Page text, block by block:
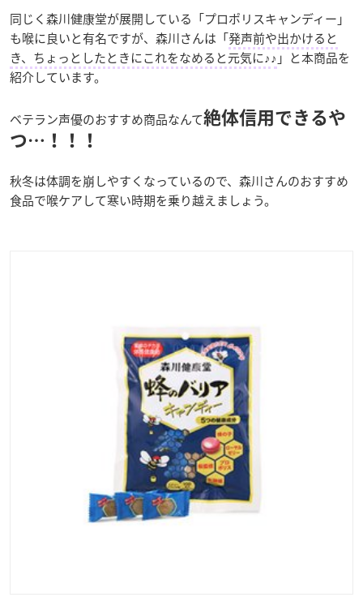
同じく森川健康堂が展開している「プロポリスキャンディー」
も喉に良いと有名ですが、森川さんは「発声前や出かけると
き、ちょっとしたときにこれをなめると元気に♪♪ 」と本商品を
紹介しています。
ベテラン声優のおすすめ商品なんて絶体信用できるや
つ…！！！
秋冬は体調を崩しやすくなっているので、森川さんのおすすめ
食品で喉ケアして寒い時期を乗り越えましょう。